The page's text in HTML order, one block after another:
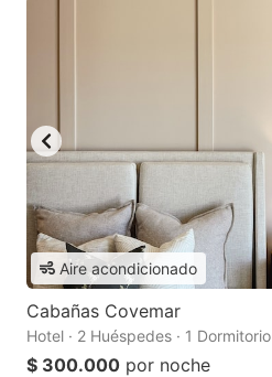
Aire acondicionado
Cabañas Covemar
Hotel · 2 Huéspedes · 1 Dormitorio
$ 300.000 por noche